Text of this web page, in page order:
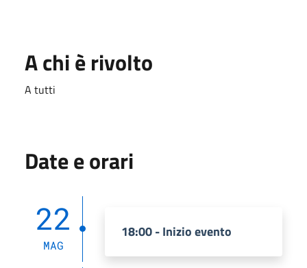
A chi è rivolto
A tutti
Date e orari
22
MAG
18:00 - Inizio evento